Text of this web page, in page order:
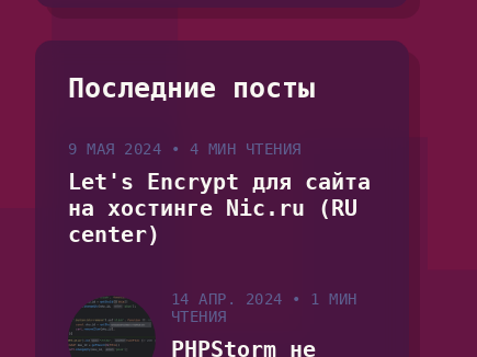
Последние посты
9 МАЯ 2024 • 4 МИН ЧТЕНИЯ
Let's Encrypt для сайта
на хостинге Nic.ru (RU
center)
14 АПР. 2024 •
1 МИН
ЧТЕНИЯ
PHPStorm не